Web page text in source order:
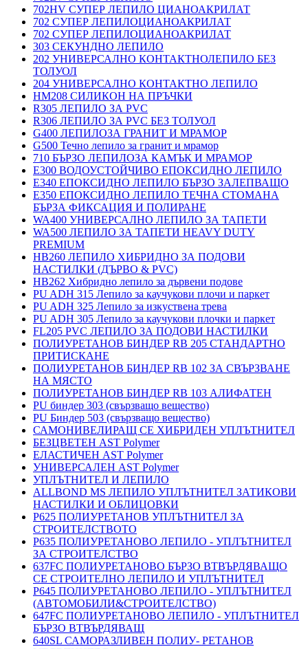
702HV СУПЕР ЛЕПИЛО ЦИАНОАКРИЛАТ
702 СУПЕР ЛЕПИЛОЦИАНОАКРИЛАТ
702 СУПЕР ЛЕПИЛОЦИАНОАКРИЛАТ
303 СЕКУНДНО ЛЕПИЛО
202 УНИВЕРСАЛНО КОНТАКТНОЛЕПИЛО БЕЗ
ТОЛУОЛ
204 УНИВЕРСАЛНО КОНТАКТНО ЛЕПИЛО
HM208 СИЛИКОН НА ПРЪЧКИ
R305 ЛЕПИЛО ЗА PVC
R306 ЛЕПИЛО ЗА PVC БЕЗ ТОЛУОЛ
G400 ЛЕПИЛОЗА ГРАНИТ И МРАМОP
G500 Течно лепило за гранит и мрамор
710 БЪРЗО ЛЕПИЛОЗА КАМЪК И МРАМОP
E300 ВОДОУСТОЙЧИВО ЕПОКСИДНО ЛЕПИЛО
E340 ЕПОКСИДНО ЛЕПИЛО БЪРЗО ЗАЛЕПВАЩО
E350 ЕПОКСИДНО ЛЕПИЛО ТЕЧНА СТОМАНА
БЪРЗА ФИКСАЦИЯ И ПОЛИРАНЕ
WA400 УНИВЕРСАЛНО ЛЕПИЛО ЗА ТАПЕТИ
WA500 ЛЕПИЛО ЗА ТАПЕТИ HEAVY DUTY
PREMIUM
HB260 ЛЕПИЛО ХИБРИДНО ЗА ПОДОВИ
НАСТИЛКИ (ДЪРВО & PVC)
HB262 Хибридно лепило за дървени подове
PU ADH 315 Лепило за каучукови плочи и паркет
PU ADH 325 Лепило за изкуствена трева
PU ADH 305 Лепило за каучукови плочки и паркет
FL205 PVC ЛЕПИЛО ЗА ПОДОВИ НАСТИЛКИ
ПОЛИУРЕТАНОВ БИНДЕР RB 205 СТАНДАРТНО
ПРИТИСКАНЕ
ПОЛИУРЕТАНОВ БИНДЕР RB 102 ЗА СВЪРЗВАНЕ
НА МЯСТО
ПОЛИУРЕТАНОВ БИНДЕР RB 103 АЛИФАТЕН
PU биндер 303 (свързващо вещество)
PU Биндер 503 (свързващо вещество)
САМОНИВЕЛИРАЩ СЕ ХИБРИДЕН УПЛЪТНИТЕЛ
БЕЗЦВЕТЕН AST Polymer
ЕЛАСТИЧЕН AST Polymer
УНИВЕРСАЛЕН AST Polymer
УПЛЪТНИТЕЛ И ЛЕПИЛО
ALLBOND MS ЛЕПИЛО УПЛЪТНИТЕЛ ЗАТИКОВИ
НАСТИЛКИ И ОБЛИЦОВКИ
P625 ПОЛИУРЕТАНОВ УПЛЪТНИТЕЛ ЗА
СТРОИТЕЛСТВОТО
P635 ПОЛИУРЕТАНОВО ЛЕПИЛО - УПЛЪТНИТЕЛ
ЗА СТРОИТЕЛСТВО
637FC ПОЛИУРЕТАНОВО БЪРЗО ВТВЪРДЯВАЩО
СЕ СТРОИТЕЛНО ЛЕПИЛО И УПЛЪТНИТЕЛ
P645 ПОЛИУРЕТАНОВО ЛЕПИЛО - УПЛЪТНИТЕЛ
(АВТОМОБИЛИ&СТРОИТЕЛСТВО)
647FC ПОЛИУРЕТАНОВО ЛЕПИЛО - УПЛЪТНИТЕЛ
БЪРЗО ВТВЪРДЯВАЩ
640SL САМОРАЗЛИВЕН ПОЛИУ- РЕТАНОВ